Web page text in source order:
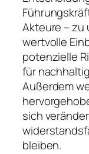
Akteure –
wertvolle
potenzielle
für
Außerdem
sich
bleiben.